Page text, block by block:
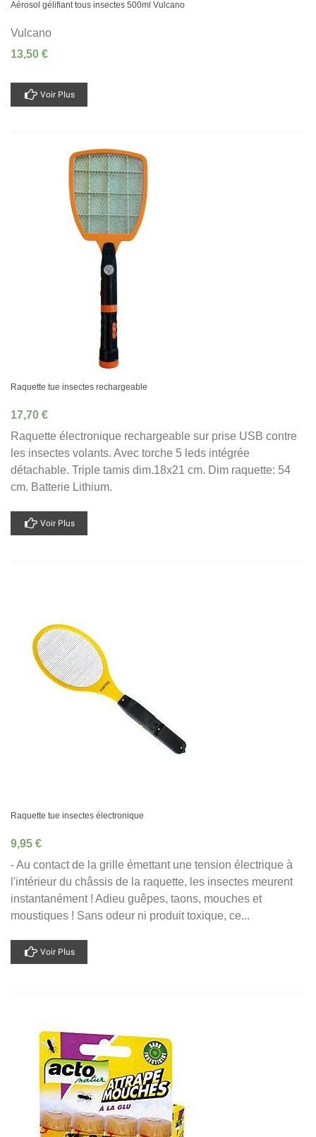
Aérosol gélifiant tous insectes 500ml Vulcano
Vulcano
13,50 €
Voir Plus
Raquette tue insectes rechargeable
17,70 €
Raquette électronique rechargeable sur prise USB contre
les insectes volants. Avec torche 5 leds intégrée
détachable. Triple tamis dim.18x21 cm. Dim raquette: 54
cm. Batterie Lithium.
Voir Plus
Raquette tue insectes électronique
9,95 €
- Au contact de la grille émettant une tension électrique à
l'intérieur du châssis de la raquette, les insectes meurent
instantanément ! Adieu guêpes, taons, mouches et
moustiques ! Sans odeur ni produit toxique, ce...
Voir Plus